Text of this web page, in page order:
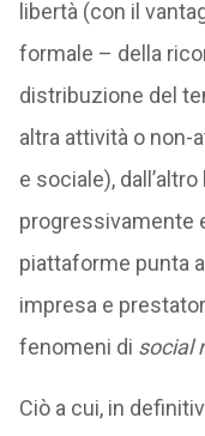
libertà (con il
formale – della
distribuzione del
altra attività o non-
e sociale),
progressivamente
piattaforme punta
impresa e
fenomeni di social
Ciò a cui, in